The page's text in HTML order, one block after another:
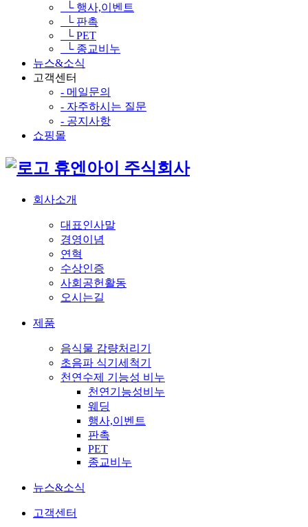
└ 행사,이벤트
└ 판촉
└ PET
└ 종교비누
뉴스&소식
고객센터
- 메일문의
- 자주하시는 질문
- 공지사항
쇼핑몰
휴엔아이 주식회사
회사소개
대표인사말
경영이념
연혁
수상인증
사회공헌활동
오시는길
제품
음식물 감량처리기
초음파 식기세척기
천연수제 기능성 비누
천연기능성비누
웨딩
행사,이벤트
판촉
PET
종교비누
뉴스&소식
고객센터